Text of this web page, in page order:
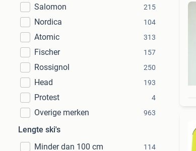
Salomon
215
Nordica 104
Atomic 313
Fischer 157
Rossignol 250
Head 193
Protest 4
Overige merken 963
Lengte ski's
Minder dan 100 cm
114